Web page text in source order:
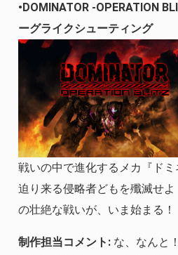
•DOMINATOR -OPERATION
ーグライクシューティング
戦いの中で進化するメカ『ドミ
迫り来る侵略者どもを殲滅せ
の壮絶な戦いが、いま始まる！
制作担当コメント: な、なんと